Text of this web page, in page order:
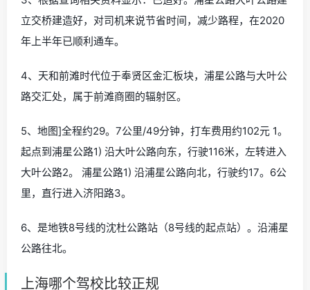
立交桥建造好，对司机来说节省时间，减少路程，在2020
年上半年已顺利通车。
4、天和前滩时代位于奉贤区金汇板块，浦星公路与大叶公
路交汇处，属于前滩商圈的辐射区。
5、地图]全程约29。7公里/49分钟，打车费用约102元 1。
起点到浦星公路1) 沿大叶公路向东，行驶116米，左转进入
大叶公路2。 浦星公路1) 沿浦星公路向北，行驶约17。6公
里，直行进入济阳路3。
6、是地铁8号线的沈杜公路站（8号线的起点站）。沿浦星
公路往北。
上海哪个驾校比较正规